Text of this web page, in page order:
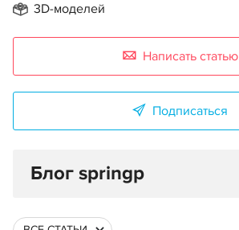
3D-моделей
Написать статью
Подписаться
Блог springp